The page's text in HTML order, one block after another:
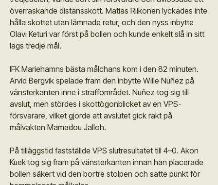
överraskande distansskott. Matias Riikonen lyckades inte
hålla skottet utan lämnade retur, och den nyss inbytte
Olavi Keturi var först på bollen och kunde enkelt slå in sitt
lags tredje mål.
IFK Mariehamns bästa målchans kom i den 82 minuten.
Arvid Bergvik spelade fram den inbytte Wille Nuñez på
vänsterkanten inne i straffområdet. Nuñez tog sig till
avslut, men stördes i skottögonblicket av en VPS-
försvarare, vilket gjorde att avslutet gick rakt på
målvakten Mamadou Jalloh.
På tilläggstid fastställde VPS slutresultatet till 4–0. Akon
Kuek tog sig fram på vänsterkanten innan han placerade
bollen säkert vid den bortre stolpen och satte punkt för